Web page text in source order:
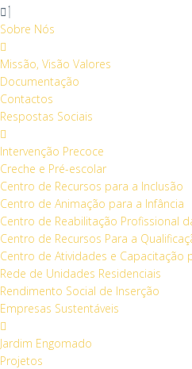
Sobre Nós
Missão, Visão Valores
Documentação
Contactos
Respostas Sociais
Intervenção Precoce
Creche e Pré-escolar
Centro de Recursos para a Inclusão
Centro de Animação para a Infância
Centro de Reabilitação Profissional
Centro de Recursos Para a
Centro de Atividades e Capacitação
Rede de Unidades Residenciais
Rendimento Social de Inserção
Empresas Sustentáveis
Jardim Engomado
Projetos